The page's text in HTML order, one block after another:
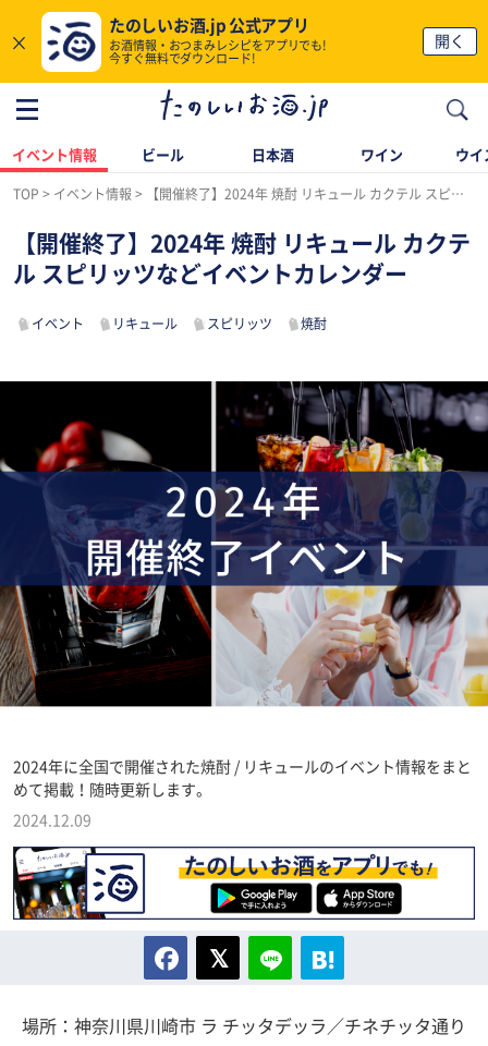
×
たのしいお酒.jp 公式アプリ
お酒情報・おつまみレシピをアプリでも!
今すぐ無料でダウンロード!
開く
イベント情報 ビール 日本酒 ワイン ウイ
TOP イベント情報 【開催終了】2024年 焼酎 リキュール カクテル スピリッツなどイベントカレンダー
【開催終了】2024年 焼酎 リキュール カクテ
ル スピリッツなどイベントカレンダー
イベント リキュール スピリッツ 焼酎
2024年に全国で開催された焼酎 / リキュールのイベント情報をまと
めて掲載！随時更新します。
2024.12.09
場所：神奈川県川崎市 ラ チッタデッラ／チネチッタ通り